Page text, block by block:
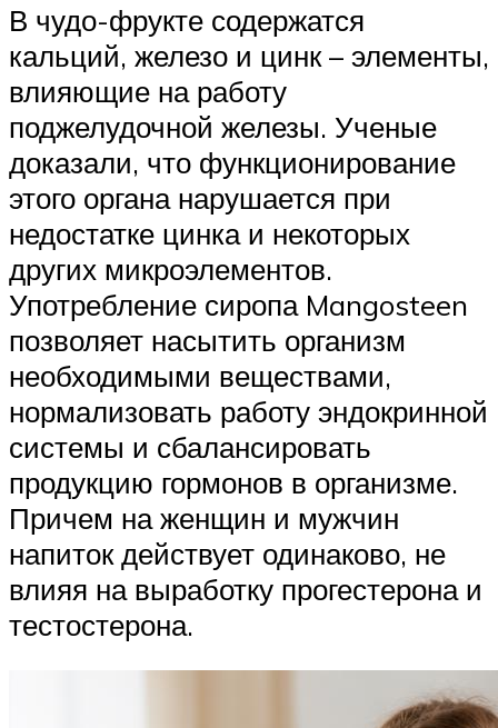
В чудо-фрукте содержатся
кальций, железо и цинк – элементы,
влияющие на работу
поджелудочной железы. Ученые
доказали, что функционирование
этого органа нарушается при
недостатке цинка и некоторых
других микроэлементов.
Употребление сиропа Mangosteen
позволяет насытить организм
необходимыми веществами,
нормализовать работу эндокринной
системы и сбалансировать
продукцию гормонов в организме.
Причем на женщин и мужчин
напиток действует одинаково, не
влияя на выработку прогестерона и
тестостерона.